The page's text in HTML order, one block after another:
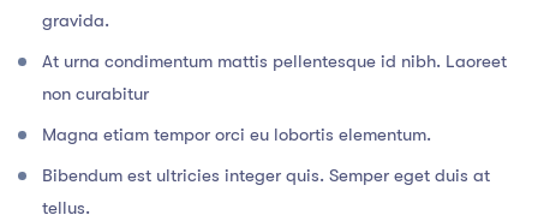
gravida.
At urna condimentum mattis pellentesque id nibh. Laoreet
non curabitur
Magna etiam tempor orci eu lobortis elementum.
Bibendum est ultricies integer quis. Semper eget duis at
tellus.